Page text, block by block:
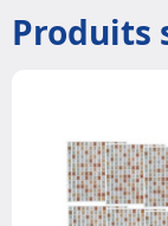
Produits